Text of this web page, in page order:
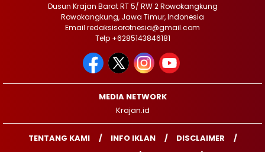
Dusun Krajan Barat RT 5/ RW 2 Rowokangkung
Rowokangkung, Jawa Timur, Indonesia
Email redaksisorotnesia@gmail.com
Telp +6285143846181
MEDIA NETWORK
Krajan.id
TENTANG KAMI INFO IKLAN
DISCLAIMER